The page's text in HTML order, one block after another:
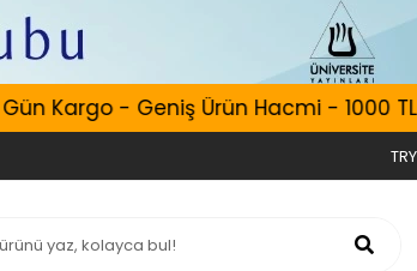
Kargo - Geniş Ürün Hacmi - 1000 TL